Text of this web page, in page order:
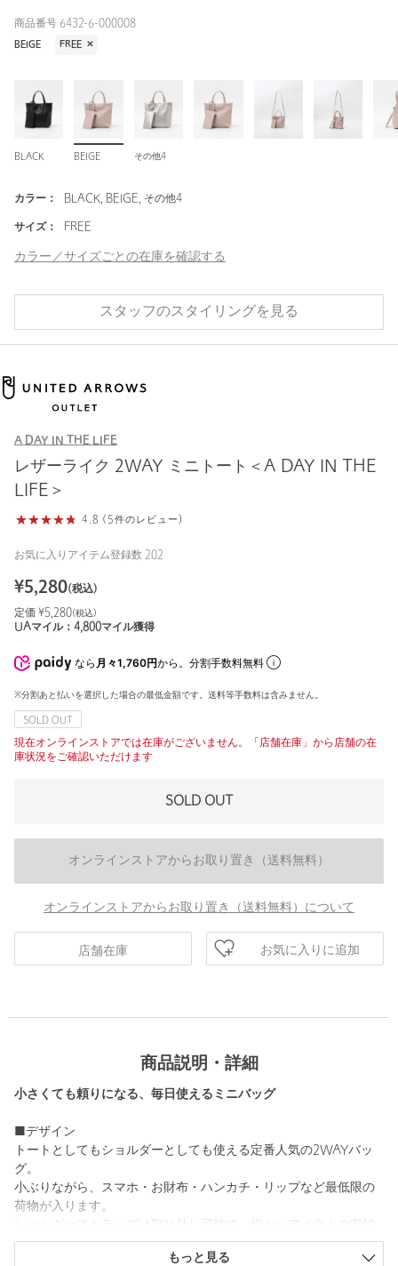
商品番号 6432-6-000008
BEIGE FREE ✕
BLACK BEIGE その他4
カラー： BLACK, BEIGE, その他4
サイズ： FREE
カラー／サイズごとの在庫を確認する
スタッフのスタイリングを見る
A DAY IN THE LIFE
レザーライク 2WAY ミニトート＜A DAY IN THE
LIFE＞
4.8 (5件のレビュー)
お気に入りアイテム登録数 202
¥5,280(税込)
定価 ¥5,280(税込)
UAマイル： 4,800マイル獲得
なら 月々1,760円から。分割手数料無料
※分割あと払いを選択した場合の最低金額です。送料等手数料は含みません。
SOLD OUT
現在オンラインストアでは在庫がございません。「店舗在庫」から店舗の在
庫状況をご確認いただけます
SOLD OUT
オンラインストアからお取り置き（送料無料）
オンラインストアからお取り置き（送料無料）について
店舗在庫 お気に入りに追加
商品説明・詳細
小さくても頼りになる、毎日使えるミニバッグ
■デザイン
トートとしてもショルダーとしても使える定番人気の2WAYバッ
グ。
小ぶりながら、スマホ・お財布・ハンカチ・リップなど最低限の
荷物が入ります。
ショルダーストラップは取り外し可能で、細かいアイテムの収納
に便利なポーチ付きです。
もっと見る